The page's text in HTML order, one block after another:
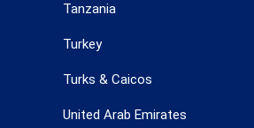
Tanzania
Turkey
Turks & Caicos
United Arab Emirates